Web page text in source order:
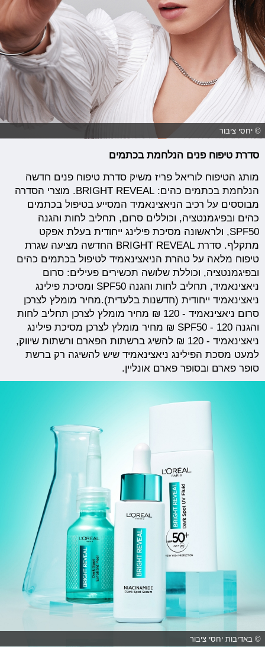
© יחסי ציבור
סדרת טיפוח פנים הנלחמת בכתמים
מותג הטיפוח לוריאל פריז משיק סדרת טיפוח פנים חדשה
הנלחמת בכתמים כהים: BRIGHT REVEAL. מוצרי הסדרה
מבוססים על רכיב הניאצינאמיד המסייע בטיפול בכתמים
כהים ובפיגמנטציה, וכוללים סרום, תחליב לחות והגנה
SPF50, ולראשונה מסיכת פילינג ייחודית בעלת אפקט
מתקלף. סדרת BRIGHT REVEAL החדשה מציעה שגרת
טיפוח מלאה על טהרת הניאצינאמיד לטיפול בכתמים כהים
ובפיגמנטציה, וכוללת שלושה תכשירים פעילים: סרום
ניאצינאמיד, תחליב לחות והגנה SPF50 ומסיכת פילינג
ניאצינאמיד ייחודית (חדשנות בלעדית).מחיר מומלץ לצרכן
סרום ניאצינאמיד - 120 ₪ מחיר מומלץ לצרכן תחליב לחות
והגנה SPF50 - 120 ₪ מחיר מומלץ לצרכן מסיכת פילינג
ניאצינאמיד - 120 ₪ להשיג ברשתות הפארם ורשתות שיווק,
למעט מסכת הפילינג ניאצינאמיד שיש להשיגה רק ברשת
סופר פארם ובסופר פארם אונליין.
© באדיבות יחסי ציבור